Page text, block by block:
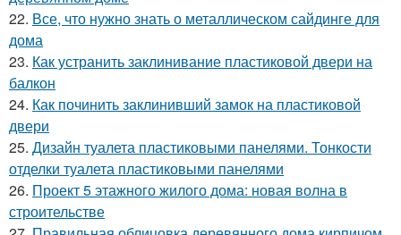
22. Все, что нужно знать о металлическом сайдинге для
дома
23. Как устранить заклинивание пластиковой двери на
балкон
24. Как починить заклинивший замок на пластиковой
двери
25. Дизайн туалета пластиковыми панелями. Тонкости
отделки туалета пластиковыми панелями
26. Проект 5 этажного жилого дома: новая волна в
строительстве